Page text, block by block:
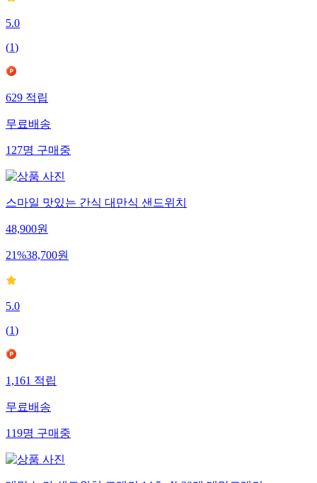
5.0
(1)
629적립
무료배송
127명구매중
스마일 맛있는 간식 대만식 샌드위치
48,900원
21%38,700원
5.0
(1)
1,161적립
무료배송
119명구매중